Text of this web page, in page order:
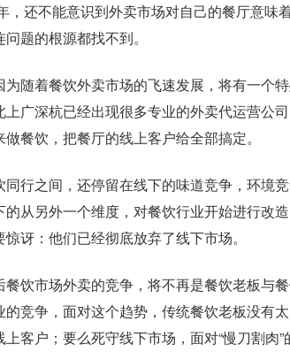
，还不能意识到外卖市场对自己的餐厅意
题的根源都找不到。
为随着餐饮外卖市场的飞速发展，将有一个
上广深杭已经出现很多专业的外卖代运营公
餐饮，把餐厅的线上客户给全部搞定。
同行之间，还停留在线下的味道竞争，环境
的从另外一个维度，对餐饮行业开始进行改
讶：他们已经彻底放弃了线下市场。
餐饮市场外卖的竞争，将不再是餐饮老板与
的竞争，面对这个趋势，传统餐饮老板没有
客户；要么死守线下市场，面对“慢刀割肉”